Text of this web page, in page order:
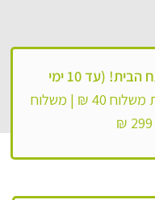
ועד פתח הבית! (עד 10 ימי
משלוח